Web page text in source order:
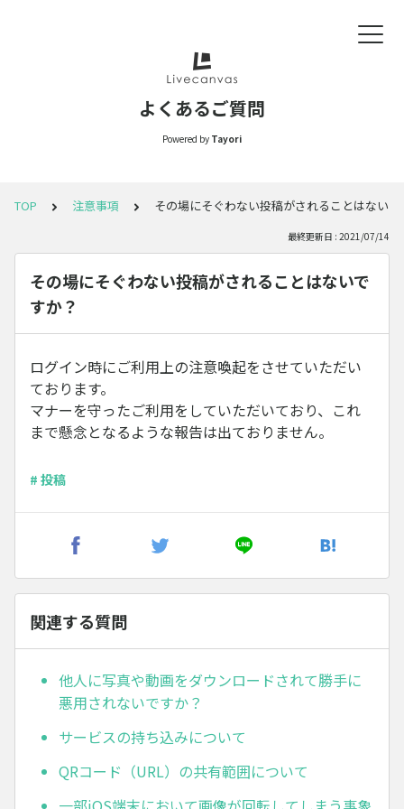
よくあるご質問
Powered by Tayori
TOP 注意事項 その場にそぐわない投稿がされることはないで
最終更新日 : 2021/07/14
その場にそぐわない投稿がされることはないで
すか？
ログイン時にご利用上の注意喚起をさせていただい
ております。
マナーを守ったご利用をしていただいており、これ
まで懸念となるような報告は出ておりません。
# 投稿
関連する質問
他人に写真や動画をダウンロードされて勝手に
悪用されないですか？
サービスの持ち込みについて
QRコード（URL）の共有範囲について